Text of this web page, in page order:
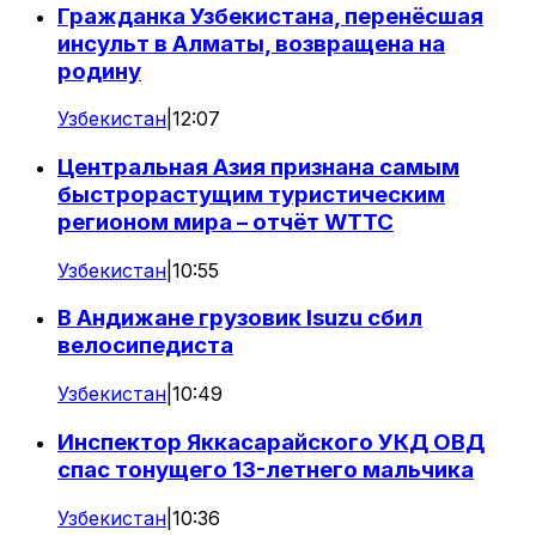
Гражданка Узбекистана, перенёсшая
инсульт в Алматы, возвращена на
родину
Узбекистан 12:07
Центральная Азия признана самым
быстрорастущим туристическим
регионом мира – отчёт WTTC
Узбекистан 10:55
В Андижане грузовик Isuzu сбил
велосипедиста
Узбекистан 10:49
Инспектор Яккасарайского УКД ОВД
спас тонущего 13-летнего мальчика
Узбекистан 10:36